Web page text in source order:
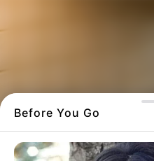
Before You Go